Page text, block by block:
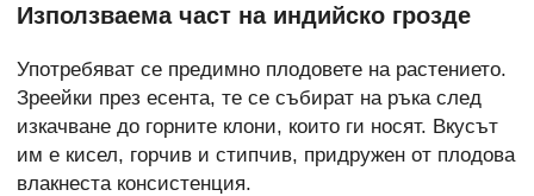
Използваема част на индийско грозде
Употребяват се предимно плодовете на растението.
Зреейки през есента, те се събират на ръка след
изкачване до горните клони, които ги носят. Вкусът
им е кисел, горчив и стипчив, придружен от плодова
влакнеста консистенция.